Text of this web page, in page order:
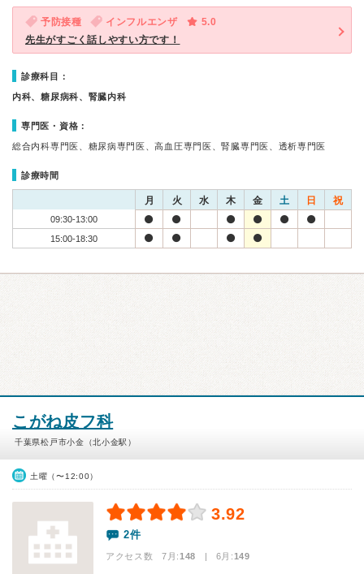
予防接種 インフルエンザ
5.0
先生がすごく話しやすい方です！
診療科目：
内科、糖尿病科、腎臓内科
専門医・資格：
総合内科専門医、糖尿病専門医、高血圧専門医、腎臓専門医、透析専門医
診療時間
月 火 水 木 金 土 日 祝
09:30-13:00
15:00-18:30
こがね皮フ科
千葉県松戸市小金（北小金駅）
土曜（〜12:00）
3.92
2件
アクセス数 7月:148 | 6月:149